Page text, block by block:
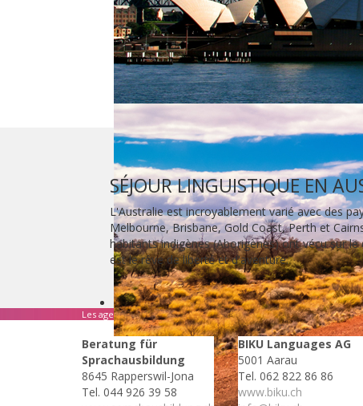
SÉJOUR LINGUISTIQUE EN
L'Australie est incroyablement varié avec des
Melbourne, Brisbane, Gold Coast, Perth et
habitants indigènes (Aborigènes) ont vécu sur
est le rêve de liberté et d'aventure.
Les agences suivants se spécialisent dans ce pays:
Beratung für
Sprachausbildung
8645 Rapperswil-Jona
Tel. 044 926 39 58
BIKU Languages AG
5001 Aarau
Tel. 062 822 86 86
www.biku.ch